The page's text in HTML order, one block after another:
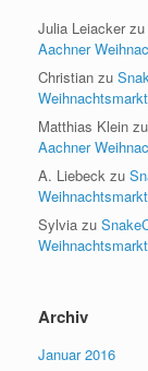
Julia Leiackerzu
Aachner
Christian zu
Weihnachtsmarkt
Matthias Klein zu
Aachner
A. Liebeck zu
Weihnachtsmarkt
Sylvia zu
Weihnachtsmarkt
Archiv
Januar 2016